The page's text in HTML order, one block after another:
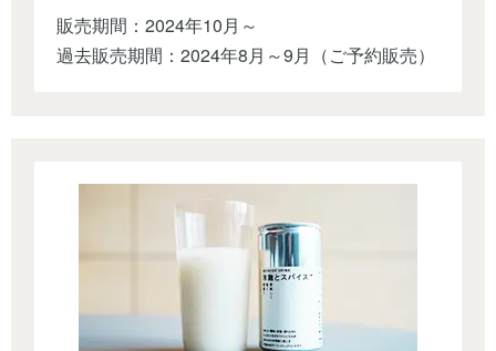
販売期間：2024年10月～
過去販売期間：2024年8月～9月（ご予約販売）